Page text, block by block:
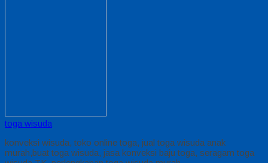
toga wisuda
konveksi wisuda, toko online toga, jual toga wisuda anak
murah,buat toga wisuda, jasa konveksi baju toga, seragam toga